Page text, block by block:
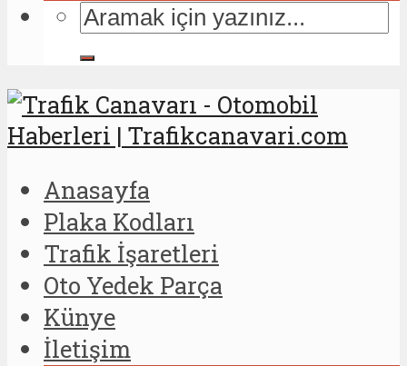
Anasayfa
Plaka Kodları
Trafik İşaretleri
Oto Yedek Parça
Künye
İletişim